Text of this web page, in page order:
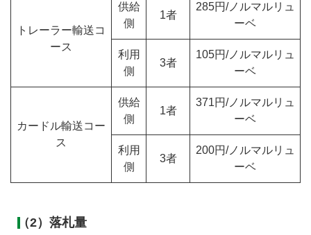
トレーラー輸送コ
ース
供給
側
1者
285円/ノルマルリュ
ーベ
利用
側
3者
105円/ノルマルリュ
ーベ
カードル輸送コー
ス
供給
側
1者
371円/ノルマルリュ
ーベ
利用
側
3者
200円/ノルマルリュ
ーベ
（2）落札量